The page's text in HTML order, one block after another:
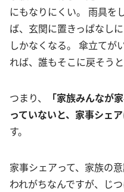
にもなりにくい。 雨具を
ば、玄関に置きっぱなし
しかなくなる。 傘立てが
れば、誰もそこに戻そうと
つまり、
「家族みんなが
っていないと、家事シェ
す。
家事シェアって、家族の
われがちなんですが、じ